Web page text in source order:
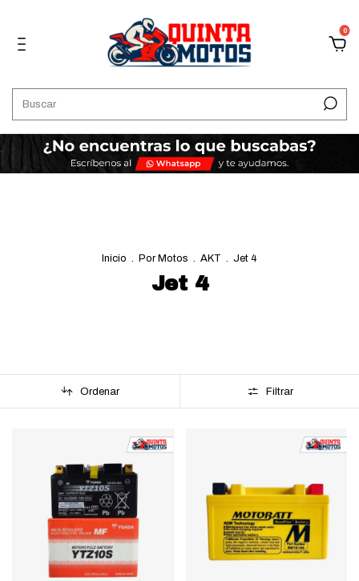
0
Inicio . Por Motos . AKT . Jet 4
Jet 4
Ordenar Filtrar